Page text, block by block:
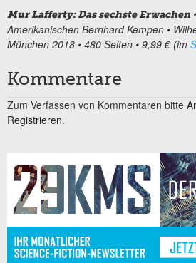
Mur Lafferty: Das sechste Erwachen
Amerikanischen Bernhard Kempen •
München 2018 • 480 Seiten • 9,99 € (im
Kommentare
Zum Verfassen von Kommentaren bitte
Registrieren.